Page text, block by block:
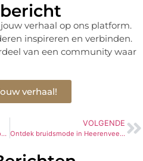
verhaal op ons platform.
inspireren en verbinden.
van een community waar
verhaal!
Bemiddeling voor de zzp: focus op jouw expertise, zonder zorgen
VOLGENDE
Ontdek bruidsmode in Heerenveen voor jouw perfecte trouwdag